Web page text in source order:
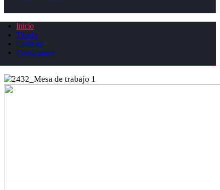
Inicio
Tienda
Catálogo
Contáctanos